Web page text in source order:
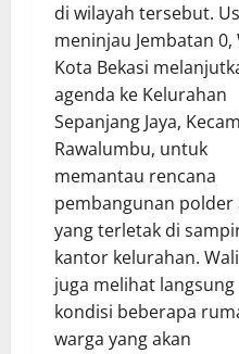
di wilayah tersebut.
meninjau Jembatan 0,
Kota Bekasi
agenda ke Kelurahan
Sepanjang Jaya,
Rawalumbu, untuk
memantau rencana
pembangunan polder
yang terletak di
kantor kelurahan.
juga melihat langsung
kondisi beberapa
warga yang akan